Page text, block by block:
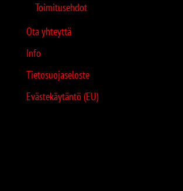
Toimitusehdot
Ota yhteyttä
Info
Tietosuojaseloste
Evästekäytäntö (EU)